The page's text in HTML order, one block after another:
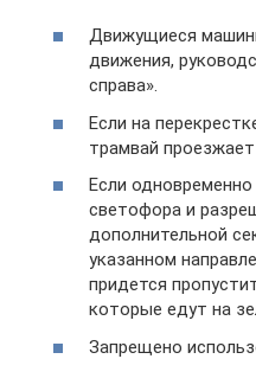
Движущиеся
движения,
справа».
Если на
трамвай
Если одновременно
светофора и
дополнительной
указанном
придется
которые едут на
Запрещено